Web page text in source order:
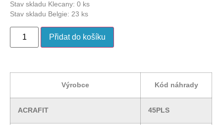
Stav skladu Klecany: 0 ks
Stav skladu Belgie: 23 ks
Přidat do košíku
Výrobce Kód náhrady
ACRAFIT 45PLS